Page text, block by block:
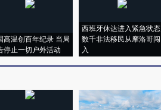
高温创百年纪录 当局
停止一切户外活动
西班牙休达进入紧急状态
数千非法移民从摩洛哥闯
入